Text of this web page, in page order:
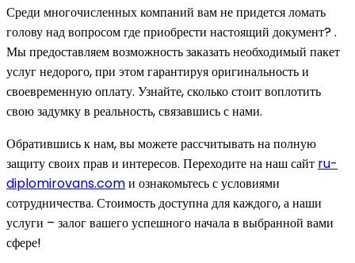
Среди многочисленных компаний вам не придется ломать
голову над вопросом где приобрести настоящий документ? .
Мы предоставляем возможность заказать необходимый пакет
услуг недорого, при этом гарантируя оригинальность и
своевременную оплату. Узнайте, сколько стоит воплотить
свою задумку в реальность, связавшись с нами.
Обратившись к нам, вы можете рассчитывать на полную
защиту своих прав и интересов. Переходите на наш сайт ru-
diplomirovans.comи ознакомьтесь с условиями
сотрудничества. Стоимость доступна для каждого, а наши
услуги – залог вашего успешного начала в выбранной вами
сфере!